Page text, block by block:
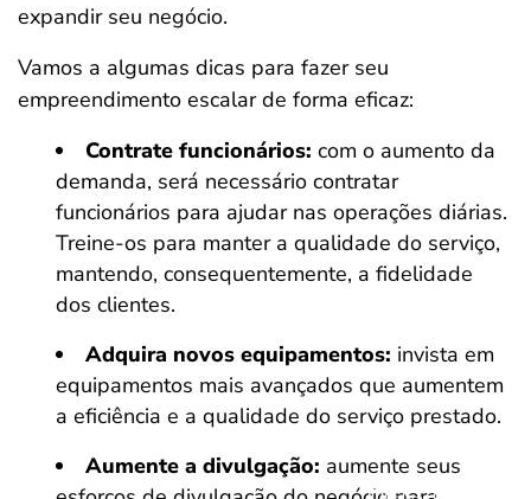
expandir seu negócio.
Vamos a algumas dicas para fazer seu
empreendimento escalar de forma eficaz:
Contrate funcionários: com o aumento da
demanda, será necessário contratar
funcionários para ajudar nas operações diárias.
Treine-os para manter a qualidade do serviço,
mantendo, consequentemente, a fidelidade
dos clientes.
Adquira novos equipamentos: invista em
equipamentos mais avançados que aumentem
a eficiência e a qualidade do serviço prestado.
Aumente a divulgação: aumente seus